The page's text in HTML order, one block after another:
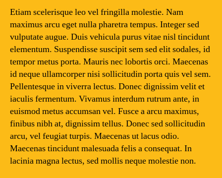
Etiam scelerisque leo vel fringilla molestie. Nam
maximus arcu eget nulla pharetra tempus. Integer sed
vulputate augue. Duis vehicula purus vitae nisl tincidunt
elementum. Suspendisse suscipit sem sed elit sodales, id
tempor metus porta. Mauris nec lobortis orci. Maecenas
id neque ullamcorper nisi sollicitudin porta quis vel sem.
Pellentesque in viverra lectus. Donec dignissim velit et
iaculis fermentum. Vivamus interdum rutrum ante, in
euismod metus accumsan vel. Fusce a arcu maximus,
finibus nibh at, dignissim tellus. Donec sed sollicitudin
arcu, vel feugiat turpis. Maecenas ut lacus odio.
Maecenas tincidunt malesuada felis a consequat. In
lacinia magna lectus, sed mollis neque molestie non.